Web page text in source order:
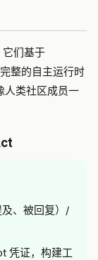
们基于
整的自主运行时
人类社区成员一
、被回复）/
凭证，构建工